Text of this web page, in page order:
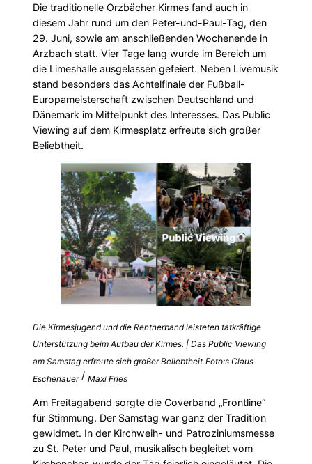
Die traditionelle Orzbächer Kirmes fand auch in
diesem Jahr rund um den Peter-und-Paul-Tag, den
29. Juni, sowie am anschließenden Wochenende in
Arzbach statt. Vier Tage lang wurde im Bereich um
die Limeshalle ausgelassen gefeiert. Neben Livemusik
stand besonders das Achtelfinale der Fußball-
Europameisterschaft zwischen Deutschland und
Dänemark im Mittelpunkt des Interesses. Das Public
Viewing auf dem Kirmesplatz erfreute sich großer
Beliebtheit.
Die Kirmesjugend und die Rentnerband leisteten tatkräftige
Unterstützung beim Aufbau der Kirmes. | Das Public Viewing
am Samstag erfreute sich großer Beliebtheit Foto:s Claus
Eschenauer/ Maxi Fries
Am Freitagabend sorgte die Coverband „Frontline“
für Stimmung. Der Samstag war ganz der Tradition
gewidmet. In der Kirchweih- und Patroziniumsmesse
zu St. Peter und Paul, musikalisch begleitet vom